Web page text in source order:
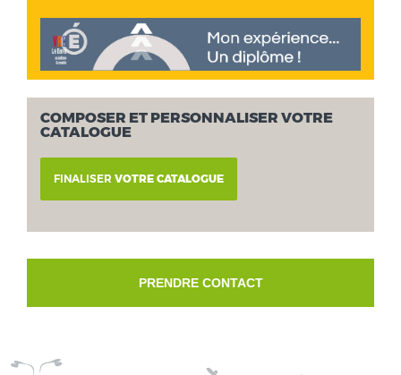
COMPOSER ET PERSONNALISER VOTRE
CATALOGUE
FINALISER VOTRE CATALOGUE
PRENDRE CONTACT